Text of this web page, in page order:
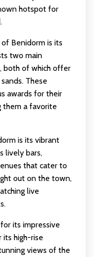
hotspot for
Benidorm is its
two main
both of which offer
These
awards for their
them a favorite
is its vibrant
lively bars,
that cater to
out on the town,
live
its impressive
its high-rise
views of the